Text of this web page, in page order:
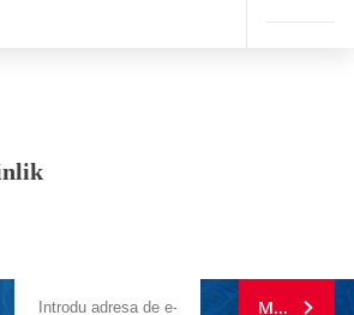
MA